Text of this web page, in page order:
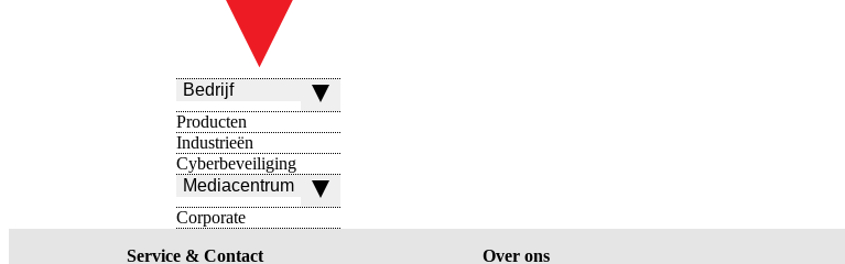
Bedrijf
Producten
Industrieën
Cyberbeveiliging
Mediacentrum
Corporate
Service & Contact Over ons